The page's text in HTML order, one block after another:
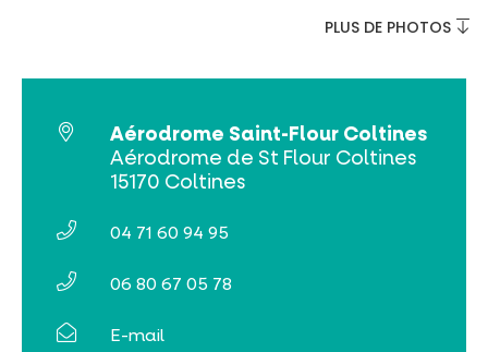
PLUS DE PHOTOS
Aérodrome Saint-Flour Coltines
Aérodrome de St Flour Coltines
15170 Coltines
04 71 60 94 95
06 80 67 05 78
E-mail